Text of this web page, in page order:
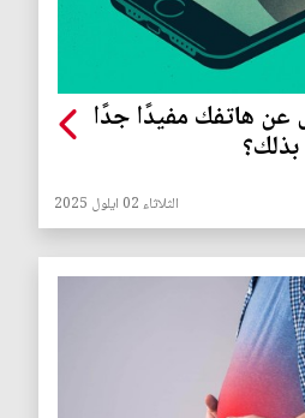
عن هاتفك مفيدًا جدًا
الثلاثاء 02 ايلول 2025